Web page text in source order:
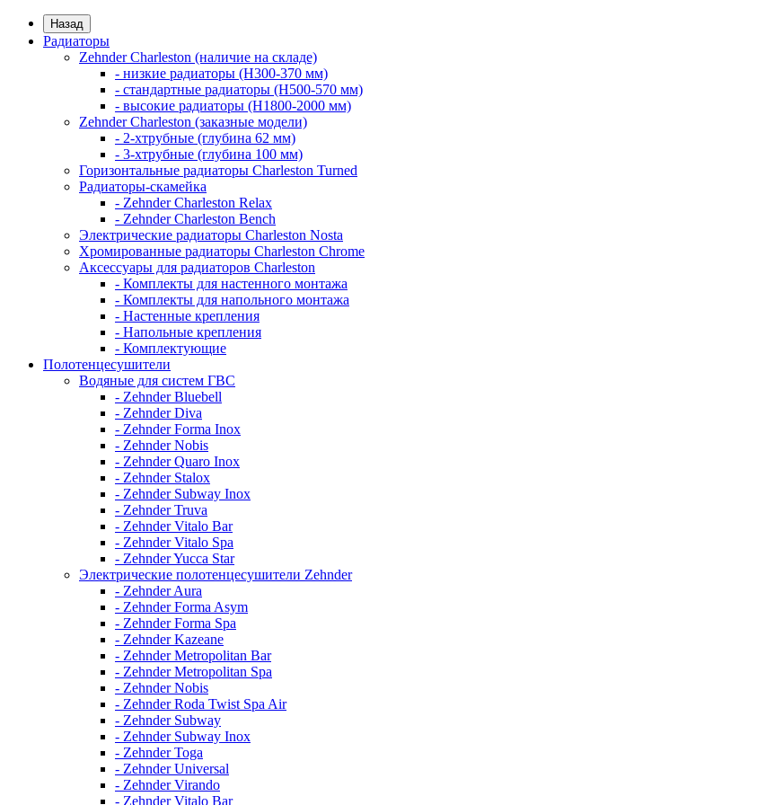
Назад
Радиаторы
Zehnder Charleston (наличие на складе)
- низкие радиаторы (H300-370 мм)
- стандартные радиаторы (H500-570 мм)
- высокие радиаторы (H1800-2000 мм)
Zehnder Charleston (заказные модели)
- 2-хтрубные (глубина 62 мм)
- 3-хтрубные (глубина 100 мм)
Горизонтальные радиаторы Charleston Turned
Радиаторы-скамейка
- Zehnder Charleston Relax
- Zehnder Charleston Bench
Электрические радиаторы Charleston Nosta
Хромированные радиаторы Charleston Chrome
Аксессуары для радиаторов Charleston
- Комплекты для настенного монтажа
- Комплекты для напольного монтажа
- Настенные крепления
- Напольные крепления
- Комплектующие
Полотенцесушители
Водяные для систем ГВС
- Zehnder Bluebell
- Zehnder Diva
- Zehnder Forma Inox
- Zehnder Nobis
- Zehnder Quaro Inox
- Zehnder Stalox
- Zehnder Subway Inox
- Zehnder Truva
- Zehnder Vitalo Bar
- Zehnder Vitalo Spa
- Zehnder Yucca Star
Электрические полотенцесушители Zehnder
- Zehnder Aura
- Zehnder Forma Asym
- Zehnder Forma Spa
- Zehnder Kazeane
- Zehnder Metropolitan Bar
- Zehnder Metropolitan Spa
- Zehnder Nobis
- Zehnder Roda Twist Spa Air
- Zehnder Subway
- Zehnder Subway Inox
- Zehnder Toga
- Zehnder Universal
- Zehnder Virando
- Zehnder Vitalo Bar